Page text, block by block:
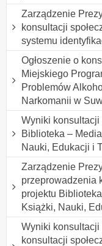
Zarządzenie
konsultacji
systemu
Ogłoszenie o
Miejskiego
Problemów
Narkomanii w
Wyniki konsultacji
Biblioteka –
Nauki, Edukacji i
Zarządzenie
przeprowadzenia
projektu
Książki, Nauki,
Wyniki konsultacji
konsultacji